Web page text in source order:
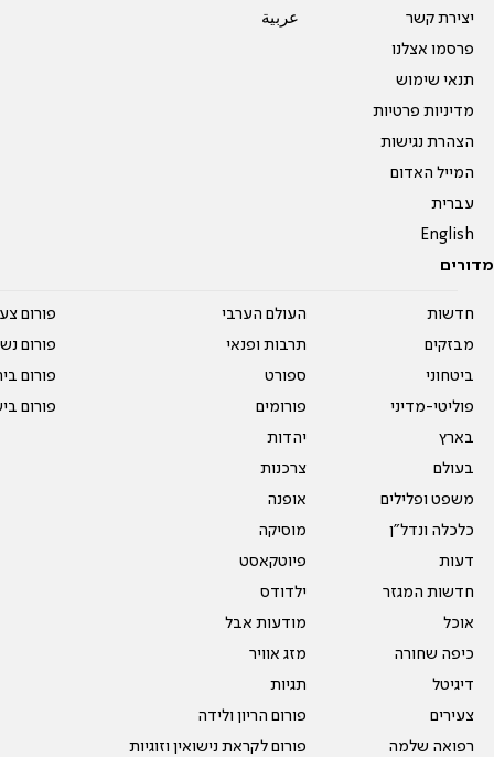
יצירת קשר
פרסמו אצלנו
תנאי שימוש
מדיניות פרטיות
הצהרת נגישות
המייל האדום
עברית
English
عربية
מדורים
חדשות
מבזקים
ביטחוני
פוליטי-מדיני
בארץ
בעולם
משפט ופלילים
כלכלה ונדל"ן
דעות
חדשות המגזר
אוכל
כיפה שחורה
דיגיטל
צעירים
רפואה שלמה
העולם הערבי
תרבות ופנאי
ספורט
פורומים
יהדות
צרכנות
אופנה
מוסיקה
פיוטקאסט
ילדודס
מודעות אבל
מזג אוויר
תגיות
פורום הריון ולידה
פורום לקראת נישואין וזוגיות
פורום
פורום
פורום
פורום